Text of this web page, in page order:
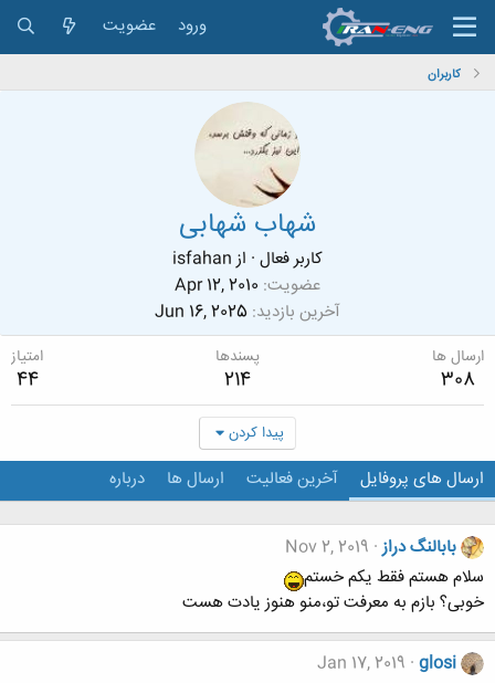
ورود عضویت
کاربران
شهاب شهابی
کاربر فعال · از isfahan
عضویت Apr 12, 2010
آخرین بازدید Jun 16, 2025
ارسال ها
308
پسندها
214
امتیاز
44
پیدا کردن
ارسال های پروفایل آخرین فعالیت ارسال ها درباره
بابالنگ دراز Nov 2, 2019
سلام هستم فقط یکم خستم
خوبی؟ بازم به معرفت تو،منو هنوز یادت هست
glosi
Jan 17, 2019